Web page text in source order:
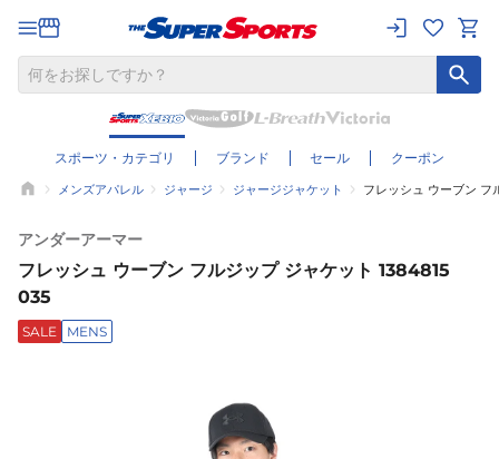
スポーツ・カテゴリ ブランド セール クーポン
メンズアパレル ジャージ ジャージジャケット フレッシュ ウーブン フ
アンダーアーマー
フレッシュ ウーブン フルジップ ジャケット 1384815
035
SALE MENS